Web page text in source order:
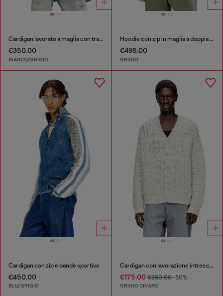
Cardigan lavorato a maglia con trattamento
€350.00
BIANCO/GRIGIO
Hoodie con zip in maglia a doppia texture
€495.00
GRIGIO
Cardigan con zip e bande sportive
€450.00
BLU/GRIGIO
Cardigan con lavorazione intrecciata e logo Diesel
€175.00€350.00-50%
GRIGIO CHIARO